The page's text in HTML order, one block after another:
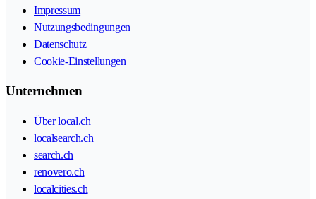
Impressum
Nutzungsbedingungen
Datenschutz
Cookie-Einstellungen
Unternehmen
Über local.ch
localsearch.ch
search.ch
renovero.ch
localcities.ch